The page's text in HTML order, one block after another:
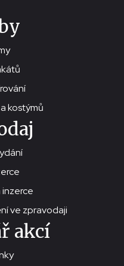
kostýmů
ve zpravodaji
akcí